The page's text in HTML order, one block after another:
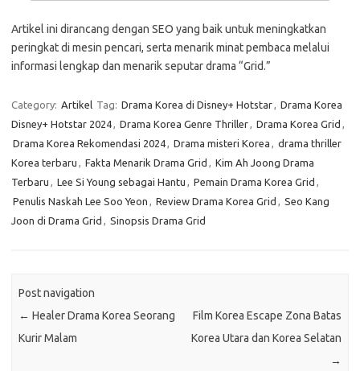
Artikel ini dirancang dengan SEO yang baik untuk meningkatkan
peringkat di mesin pencari, serta menarik minat pembaca melalui
informasi lengkap dan menarik seputar drama “Grid.”
Category: Artikel Tag: Drama Korea di Disney+ Hotstar, Drama Korea
Disney+ Hotstar 2024, Drama Korea Genre Thriller, Drama Korea Grid ,
Drama Korea Rekomendasi 2024, Drama misteri Korea , drama thriller
Korea terbaru , Fakta Menarik Drama Grid , Kim Ah Joong Drama
Terbaru , Lee Si Young sebagai Hantu , Pemain Drama Korea Grid ,
Penulis Naskah Lee Soo Yeon , Review Drama Korea Grid , Seo Kang
Joon di Drama Grid , Sinopsis Drama Grid
Post navigation
← Healer Drama Korea Seorang
Kurir Malam
Film Korea Escape Zona Batas
Korea Utara dan Korea Selatan
→